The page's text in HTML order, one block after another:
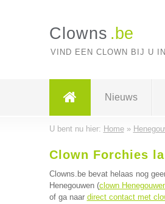
Clowns .be
VIND EEN CLOWN BIJ U
Nieuws
U bent nu hier: Home»
Clown Forchies
Clowns.be bevat helaas nog
Henegouwen (clown
of ga naar direct contact met